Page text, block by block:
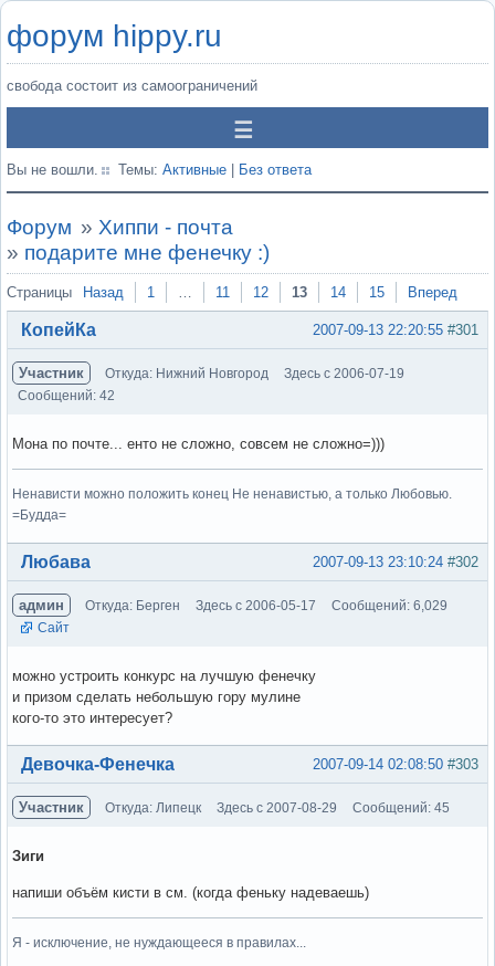
форум hippy.ru
свобода состоит из самоограничений
Вы не вошли. Темы: Активные Без ответа
Форум » Хиппи - почта
» подарите мне фенечку :)
Страницы Назад 1 … 11 12 13 14 15 Вперед
#301
2007-09-13 22:20:55
КопейКа
Участник Откуда: Нижний Новгород
Здесь с 2006-07-19
Сообщений: 42
Мона по почте... енто не сложно, совсем не сложно=)))
Ненависти можно положить конец Не ненавистью, а только Любовью.
=Будда=
Вне форума #302
2007-09-13 23:10:24
Любава
админ Откуда: Берген Здесь с 2006-05-17
Сообщений: 6,029
Сайт
можно устроить конкурс на лучшую фенечку
и призом сделать небольшую гору мулине
кого-то это интересует?
Вне форума #303
2007-09-14 02:08:50
Девочка-Фенечка
Участник Откуда: Липецк Здесь с 2007-08-29 Сообщений: 45
Зиги
напиши объём кисти в см. (когда феньку надеваешь)
Я - исключение, не нуждающееся в правилах...